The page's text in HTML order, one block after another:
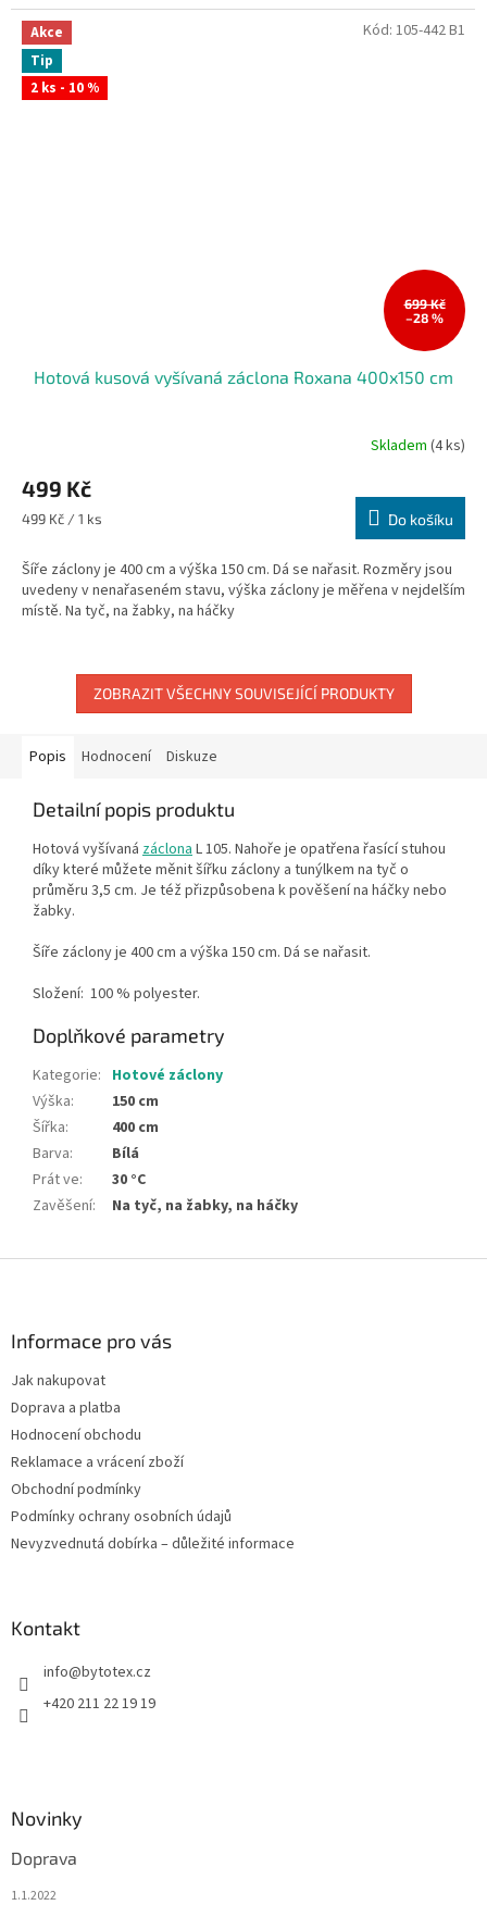
Akce
Tip
2 ks - 10 %
699 Kč
–28 %
Hotová kusová vyšívaná záclona Roxana 400x150 cm
Skladem (4 ks)
499 Kč
Měrná
499 Kč / 1 ks Do košíku
Šíře záclony je 400 cm a výška 150 cm. Dá se nařasit. Rozměry jsou
uvedeny v nenařaseném stavu, výška záclony je měřena v nejdelším
místě. Na tyč, na žabky, na háčky
Kód: 105-442 B1
ZOBRAZIT VŠECHNY SOUVISEJÍCÍ PRODUKTY
Popis Hodnocení Diskuze
Detailní popis produktu
Hotová vyšívaná záclonaL 105. Nahoře je opatřena řasící stuhou
díky které můžete měnit šířku záclony a tunýlkem na tyč o
průměru 3,5 cm. Je též přizpůsobena k pověšení na háčky nebo
žabky.
Šíře záclony je 400 cm a výška 150 cm. Dá se nařasit.
Složení: 100 % polyester.
Doplňkové parametry
Kategorie: Hotové záclony
Výška:
150 cm
Šířka:
400 cm
Barva:
Bílá
Prát ve:
30 °C
Zavěšení: Na tyč, na žabky, na háčky
Informace pro vás
Jak nakupovat
Doprava a platba
Hodnocení obchodu
Reklamace a vrácení zboží
Obchodní podmínky
Podmínky ochrany osobních údajů
Nevyzvednutá dobírka – důležité informace
Kontakt
info@bytotex.cz
+420 211 22 19 19
Novinky
Doprava
1.1.2022